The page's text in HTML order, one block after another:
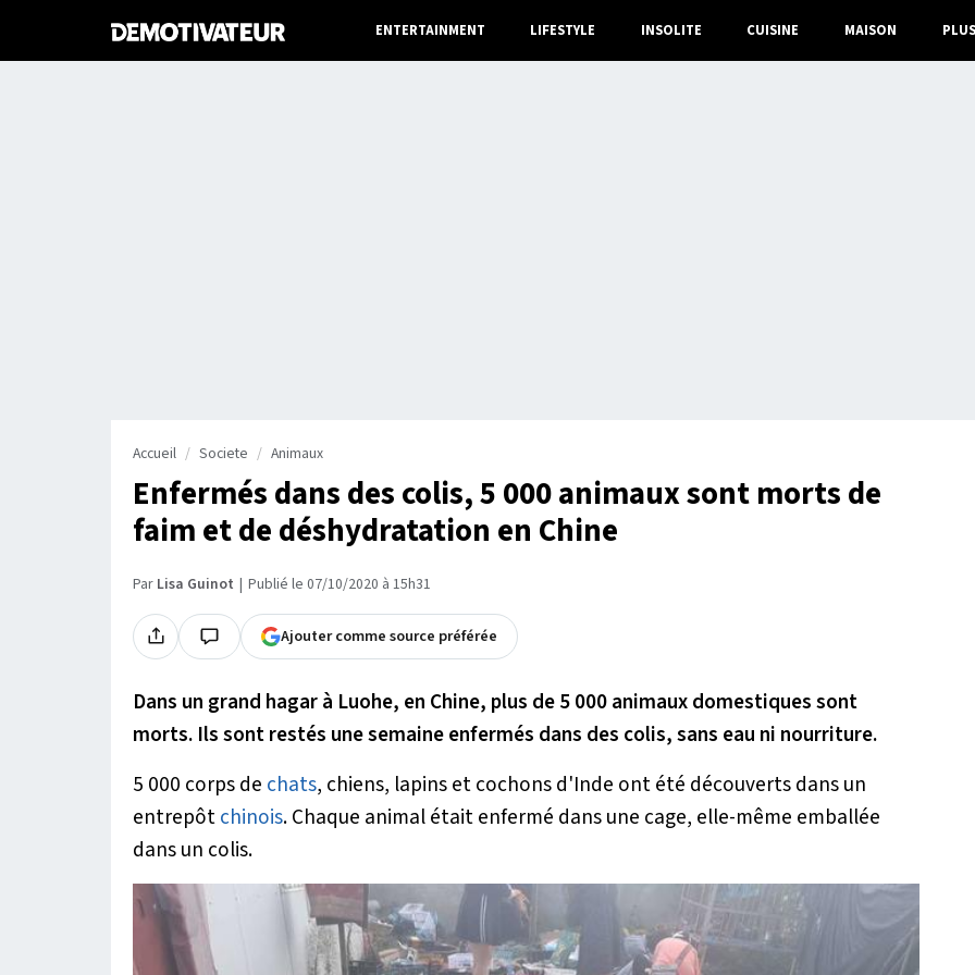
ENTERTAINMENT LIFESTYLE INSOLITE CUISINE MAISON PLUS
Accueil Societe Animaux
Enfermés dans des colis, 5 000 animaux sont morts de
faim et de déshydratation en Chine
Par Lisa Guinot Publié le 07/10/2020 à 15h31
Ajouter comme source préférée
Dans un grand hagar à Luohe, en Chine, plus de 5 000 animaux domestiques sont
morts. Ils sont restés une semaine enfermés dans des colis, sans eau ni nourriture.
5 000 corps de chats, chiens, lapins et cochons d'Inde ont été découverts dans un
entrepôtchinois. Chaque animal était enfermé dans une cage, elle-même emballée
dans un colis.